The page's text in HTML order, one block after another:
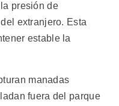
presión de
extranjero. Esta
estable la
manadas
fuera del parque